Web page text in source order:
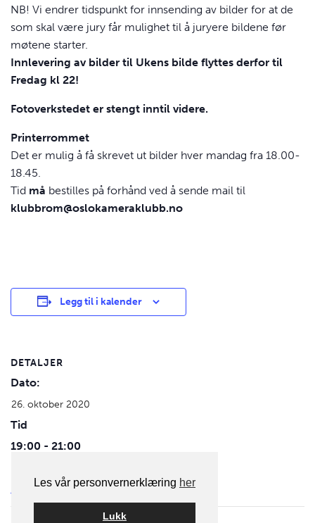
Les vår personvernerklæring her
Lukk
NB! Vi endrer tidspunkt for innsending av bilder for at de
som skal være jury får mulighet til å juryere bildene før
møtene starter.
Innlevering av bilder til Ukens bilde flyttes derfor til
Fredag kl 22!
Fotoverkstedet er stengt inntil videre.
Printerrommet
Det er mulig å få skrevet ut bilder hver mandag fra 18.00-
18.45.
Tid må bestilles på forhånd ved å sende mail til
klubbrom@oslokameraklubb.no
Legg til i kalender
DETALJER
Dato:
26. oktober 2020
Tid
19:00 - 21:00
Fotomøte